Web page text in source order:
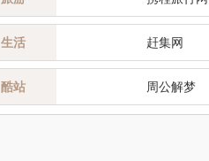
生活 赶集网
酷站 周公解梦